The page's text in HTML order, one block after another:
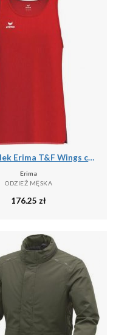
Podkoszulek Erima T&F Wings czerwony
Erima
ODZIEŻ MĘSKA
176.25zł